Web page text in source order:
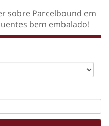
sobre Parcelbound em
bem embalado!